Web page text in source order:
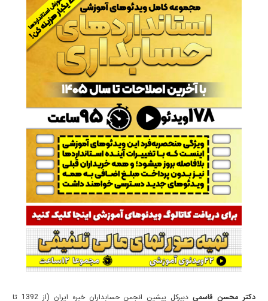
دکتر محسن قاسمی
دبیرکل پیشین انجمن حسابداران خبره ایران (از 1392 تا